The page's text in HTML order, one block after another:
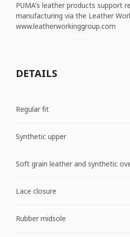
PUMA's leather products support
manufacturing via the Leather
www.leatherworkinggroup.com
DETAILS
Regular fit
Synthetic upper
Soft grain leather and synthetic
Lace closure
Rubber midsole